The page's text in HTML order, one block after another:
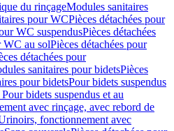
du rinçageModules sanitaires
pour WCPièces détachées pour
WC suspendusPièces détachées
WC au solPièces détachées pour
détachées pour
sanitaires pour bidetsPièces
pour bidetsPour bidets suspendus
bidets suspendus et au
avec rinçage, avec rebord de
fonctionnement avec